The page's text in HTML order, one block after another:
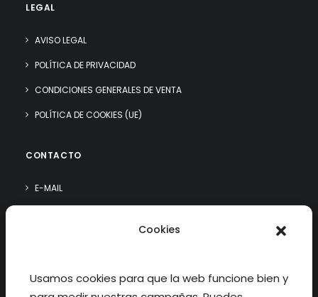
Cookies
Usamos cookies para que la web funcione bien y
LEGAL
AVISO LEGAL
POLÍTICA DE PRIVACIDAD
CONDICIONES GENERALES DE VENTA
POLÍTICA DE COOKIES (UE)
CONTACTO
E-MAIL